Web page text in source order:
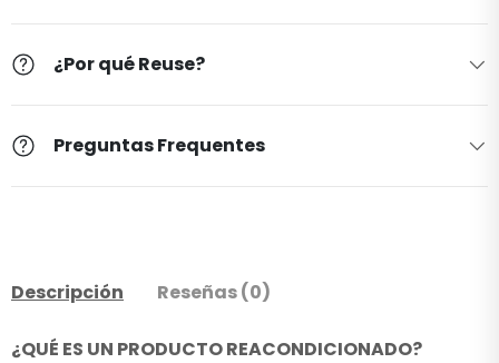
¿Por qué Reuse?
Preguntas Frequentes
Descripción Reseñas (0)
¿QUÉ ES UN PRODUCTO REACONDICIONADO?